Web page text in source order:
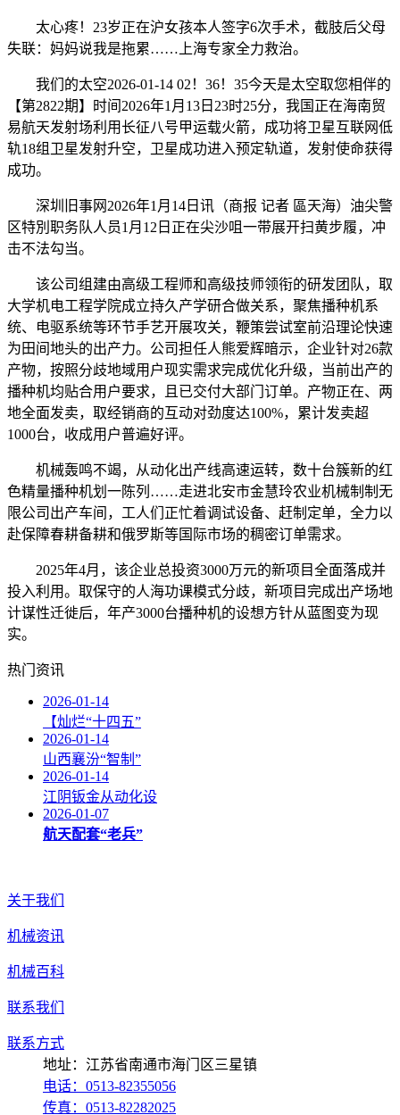
太心疼！23岁正在沪女孩本人签字6次手术，截肢后父母
失联：妈妈说我是拖累……上海专家全力救治。
我们的太空2026-01-14 02！36！35今天是太空取您相伴的
【第2822期】时间2026年1月13日23时25分，我国正在海南贸
易航天发射场利用长征八号甲运载火箭，成功将卫星互联网低
轨18组卫星发射升空，卫星成功进入预定轨道，发射使命获得
成功。
深圳旧事网2026年1月14日讯（商报 记者 區天海）油尖警
区特別职务队人员1月12日正在尖沙咀一带展开扫黄步履，冲
击不法勾当。
该公司组建由高级工程师和高级技师领衔的研发团队，取
大学机电工程学院成立持久产学研合做关系，聚焦播种机系
统、电驱系统等环节手艺开展攻关，鞭策尝试室前沿理论快速
为田间地头的出产力。公司担任人熊爱辉暗示，企业针对26款
产物，按照分歧地域用户现实需求完成优化升级，当前出产的
播种机均贴合用户要求，且已交付大部门订单。产物正在、两
地全面发卖，取经销商的互动对劲度达100%，累计发卖超
1000台，收成用户普遍好评。
机械轰鸣不竭，从动化出产线高速运转，数十台簇新的红
色精量播种机划一陈列……走进北安市金慧玲农业机械制制无
限公司出产车间，工人们正忙着调试设备、赶制定单，全力以
赴保障春耕备耕和俄罗斯等国际市场的稠密订单需求。
2025年4月，该企业总投资3000万元的新项目全面落成并
投入利用。取保守的人海功课模式分歧，新项目完成出产场地
计谋性迁徙后，年产3000台播种机的设想方针从蓝图变为现
实。
热门资讯
2026-01-14
【灿烂“十四五”
2026-01-14
山西襄汾“智制”
2026-01-14
江阴钣金从动化设
2026-01-07
航天配套“老兵”
关于我们
机械资讯
机械百科
联系我们
联系方式
地址：江苏省南通市海门区三星镇
电话：0513-82355056
传真：0513-82282025